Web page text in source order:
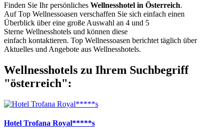
Finden Sie Ihr persönliches Wellnesshotel in Österreich.
Auf Top Wellnessoasen verschaffen Sie sich einfach einen
Überblick über eine große Auswahl an 4 und 5
Sterne Wellnesshotels und können diese
einfach kontaktieren. Top Wellnessoasen berichtet täglich über
Aktuelles und Angebote aus Wellnesshotels.
Wellnesshotels zu Ihrem Suchbegriff
"österreich":
Hotel Trofana Royal*****s